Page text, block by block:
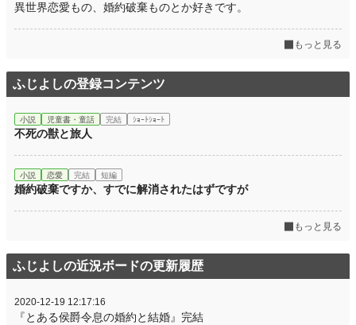
異世界恋愛もの、婚約破棄ものとか好きです。
もっと見る
ふじよしの登録コンテンツ
小説 児童書・童話 完結 ｼｮｰﾄｼｮｰﾄ
不死の獣と旅人
小説 恋愛 完結 短編
婚約破棄ですか、すでに解消されたはずですが
もっと見る
ふじよしの近況ボードの更新履歴
2020-12-19 12:17:16
『とある侯爵令息の婚約と結婚』完結